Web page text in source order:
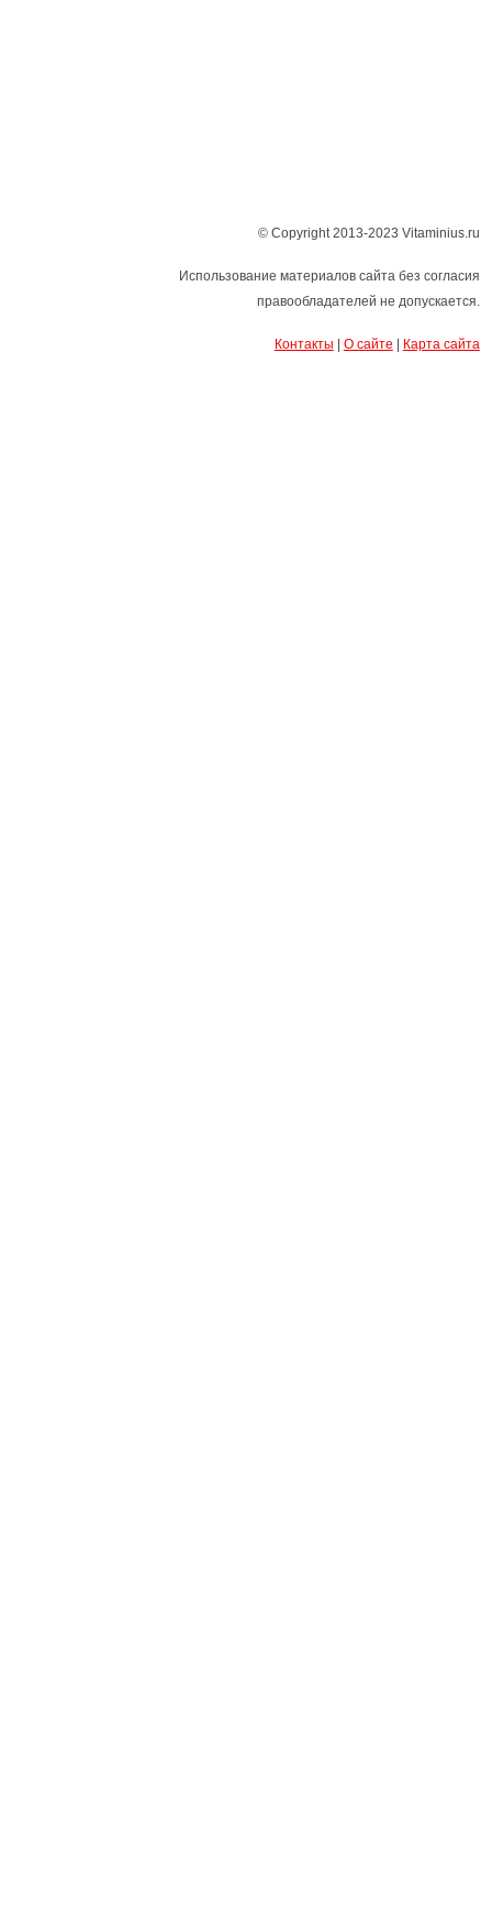
© Copyright 2013-2023 Vitaminius.ru
Использование материалов сайта без согласия
правообладателей не допускается.
Контакты | О сайте | Карта сайта